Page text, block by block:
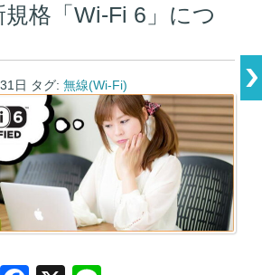
格「Wi-Fi 6」につ
日 タグ: 無線(Wi-Fi)